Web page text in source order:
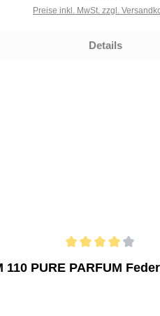
Preise inkl. MwSt. zzgl.
Details
110 PURE PARFUM